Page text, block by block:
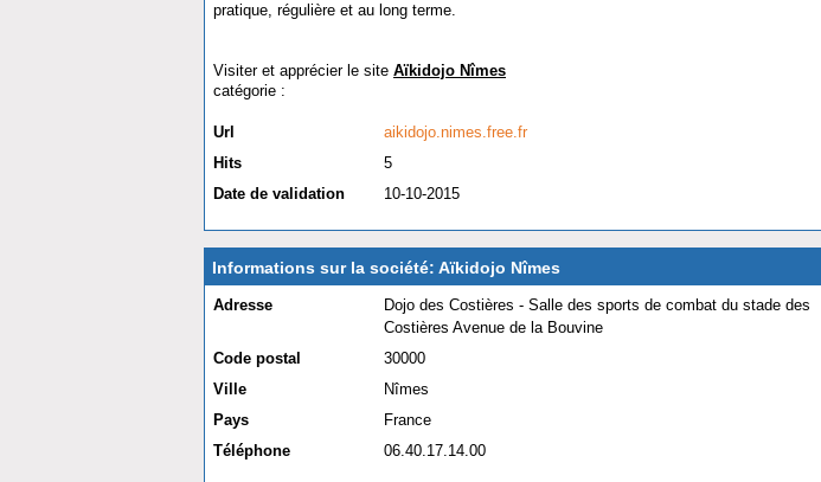
pratique, régulière et au long terme.
Visiter et apprécier le site Aïkidojo Nîmes
catégorie :
Url
aikidojo.nimes.free.fr
Hits
5
Date de validation
10-10-2015
Informations sur la société: Aïkidojo Nîmes
Adresse
Dojo des Costières - Salle des sports de combat du stade des
Costières Avenue de la Bouvine
Code postal
30000
Ville
Nîmes
Pays
France
Téléphone
06.40.17.14.00